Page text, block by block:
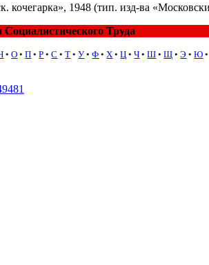
кочегарка», 1948 (тип. изд-ва
Труда
•О •П •Р •С •Т •У •Ф •Х •Ц •Ч •Ш •Щ •Э •Ю •